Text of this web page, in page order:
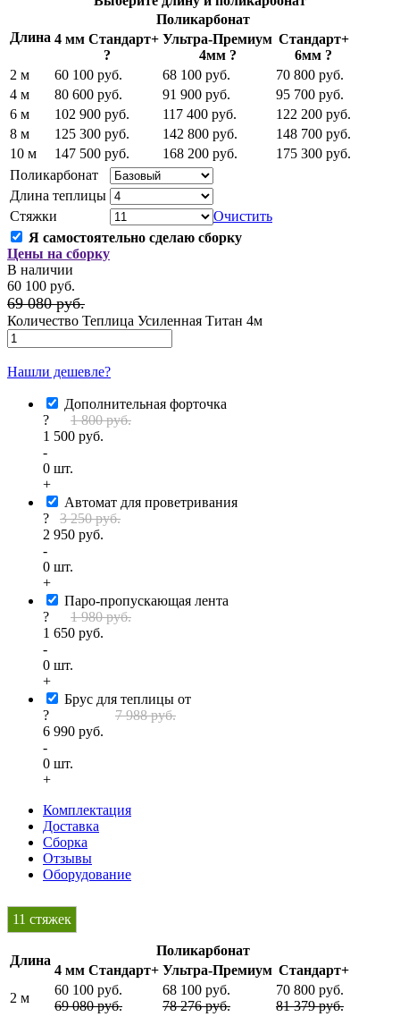
Длина
Поликарбонат
4 мм Стандарт+
?
Ультра-Премиум
4мм ?
Стандарт+
6мм ?
2 м
60 100 руб. 68 100 руб.
70 800 руб.
4 м
80 600 руб. 91 900 руб.
95 700 руб.
6 м
102 900 руб. 117 400 руб.
122 200 руб.
8 м
125 300 руб. 142 800 руб.
148 700 руб.
10 м
147 500 руб. 168 200 руб.
175 300 руб.
Поликарбонат
Длина теплицы
Стяжки
Очистить
Я самостоятельно сделаю сборку
Цены на сборку
В наличии
60 100 руб.
69 080 руб.
Количество Теплица Усиленная Титан 4м
Нашли дешевле?
Дополнительная форточка
?
1 800 руб.
1 500 руб.
-
0 шт.
+
Автомат для проветривания
?
3 250 руб.
2 950 руб.
-
0 шт.
+
Паро-пропускающая лента
?
1 980 руб.
1 650 руб.
-
0 шт.
+
Брус для теплицы от
?
7 988 руб.
6 990 руб.
-
0 шт.
+
Комплектация
Доставка
Сборка
Отзывы
Оборудование
11 стяжек
Длина
Поликарбонат
4 мм Стандарт+ Ультра-Премиум Стандарт+
2 м
60 100 руб.
69 080 руб.
68 100 руб.
78 276 руб.
70 800 руб.
81 379 руб.